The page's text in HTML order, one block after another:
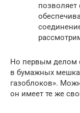
Но первым делом
в бумажных
газоблоков».
он имеет те же